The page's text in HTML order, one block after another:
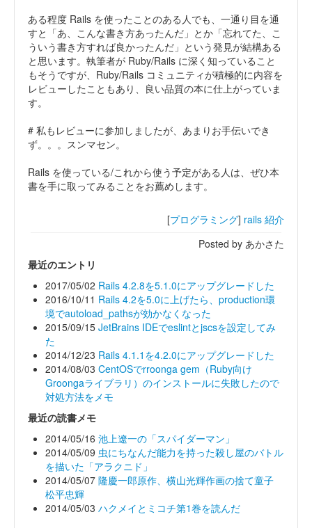
ある程度 Rails を使ったことのある人でも、一通り目を通
すと「あ、こんな書き方あったんだ」とか「忘れてた、こ
ういう書き方すれば良かったんだ」という発見が結構ある
と思います。執筆者が Ruby/Rails に深く知っていること
もそうですが、Ruby/Rails コミュニティが積極的に内容を
レビューしたこともあり、良い品質の本に仕上がっていま
す。
# 私もレビューに参加しましたが、あまりお手伝いでき
ず。。。スンマセン。
Rails を使っている/これから使う予定がある人は、ぜひ本
書を手に取ってみることをお薦めします。
[プログラミング] rails 紹介
Posted by あかさた
最近のエントリ
2017/05/02 Rails 4.2.8を5.1.0にアップグレードした
2016/10/11 Rails 4.2を5.0に上げたら、production環
境でautoload_pathsが効かなくなった
2015/09/15 JetBrains IDEでeslintとjscsを設定してみ
た
2014/12/23 Rails 4.1.1を4.2.0にアップグレードした
2014/08/03 CentOSでrroonga gem（Ruby向け
Groongaライブラリ）のインストールに失敗したので
対処方法をメモ
最近の読書メモ
2014/05/16 池上遼一の「スパイダーマン」
2014/05/09 虫にちなんだ能力を持った殺し屋のバトル
を描いた「アラクニド」
2014/05/07 隆慶一郎原作、横山光輝作画の捨て童子
松平忠輝
2014/05/03 ハクメイとミコチ第1巻を読んだ